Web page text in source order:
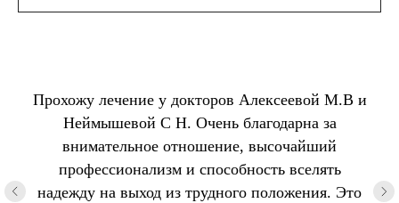
Прохожу лечение у докторов Алексеевой М.В и
Неймышевой С Н. Очень благодарна за
внимательное отношение, высочайший
профессионализм и способность вселять
надежду на выход из трудного положения. Это